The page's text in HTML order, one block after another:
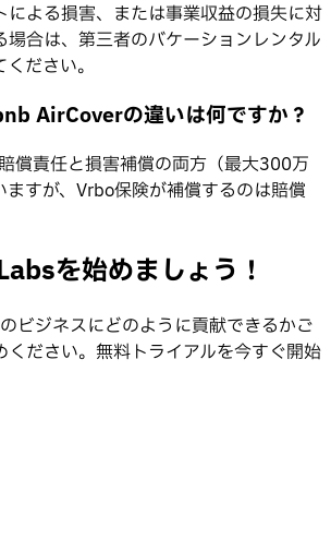
による損害、または事業収益の損失に対
場合は、第三者のバケーションレンタル
ださい。
AirCoverの違いは何ですか？
償責任と損害補償の両方（最大300万
ますが、Vrbo保険が補償するのは賠償
を始めましょう！
ビジネスにどのように貢献できるかご
ください。無料トライアルを今すぐ開始